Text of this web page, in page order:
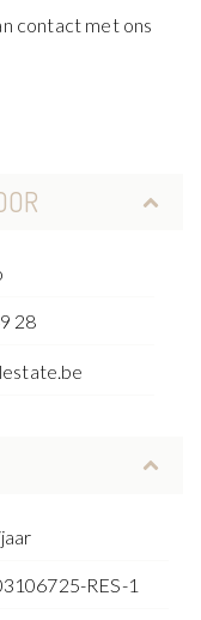
contact met ons
28
RES-1